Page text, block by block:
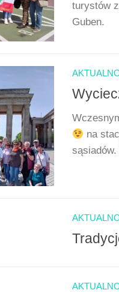
turystów
Guben.
na
sąsiadów.